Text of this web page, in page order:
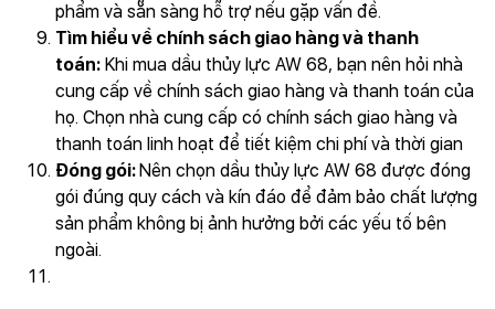
phẩm và sẵn sàng hỗ trợ nếu gặp vấn đề.
Tìm hiểu về chính sách giao hàng và thanh
toán: Khi mua dầu thủy lực AW 68, bạn nên hỏi nhà
cung cấp về chính sách giao hàng và thanh toán của
họ. Chọn nhà cung cấp có chính sách giao hàng và
thanh toán linh hoạt để tiết kiệm chi phí và thời gian
Đóng gói: Nên chọn dầu thủy lực AW 68 được đóng
gói đúng quy cách và kín đáo để đảm bảo chất lượng
sản phẩm không bị ảnh hưởng bởi các yếu tố bên
ngoài.